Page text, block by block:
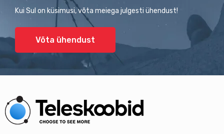
Kui Sul on küsimusi, võta meiega julgesti ühendust!
Võta ühendust